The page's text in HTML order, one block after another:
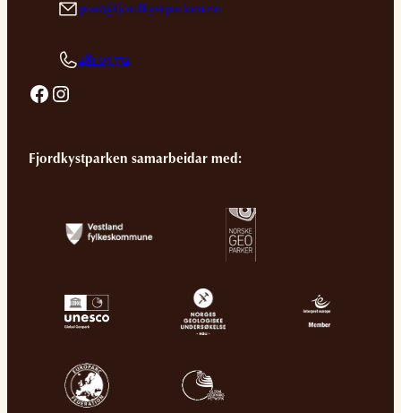
post@fjordkystparken.no
481 05 774
Facebook Instagram
Fjordkystparken samarbeidar med: